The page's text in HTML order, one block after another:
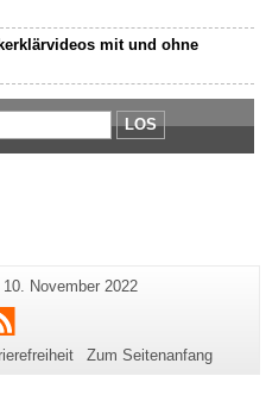
mit und ohne
LOS
Zusätzliche
Informationen
zu
dieser
Letzte
Aktualisierung:
10. November 2022
RSS
Zum Seitenanfang